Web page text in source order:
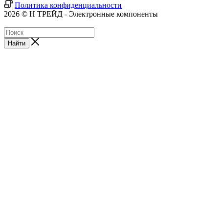
Политика конфиденциальности
2026 © Н ТРЕЙД - Электронные компоненты
Найти